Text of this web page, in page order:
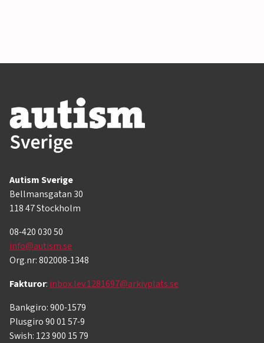
Autism Sverige
Bellmansgatan 30
118 47 Stockholm
08-420 030 50
info@autism.se
Org.nr: 802008-1348
Fakturor: inbox.lev.1281697@arkivplats.se
Bankgiro: 900-1579
Plusgiro 90 01 57-9
Swish: 123 900 15 79